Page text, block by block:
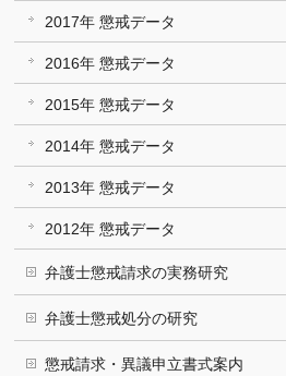
2017年 懲戒データ
2016年 懲戒データ
2015年 懲戒データ
2014年 懲戒データ
2013年 懲戒データ
2012年 懲戒データ
弁護士懲戒請求の実務研究
弁護士懲戒処分の研究
懲戒請求・異議申立書式案内